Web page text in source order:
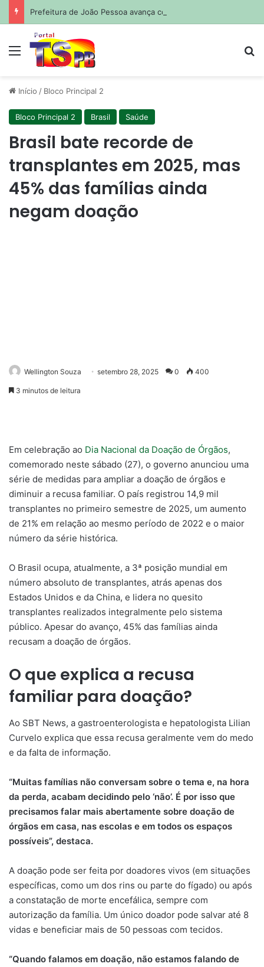
Menu
Início / Bloco Principal 2
Bloco Principal 2 Brasil Saúde
Brasil bate recorde de
transplantes em 2025, mas
45% das famílias ainda
negam doação
Wellington Souza setembro 28, 2025 0 400
3 minutos de leitura
Em celebração ao Dia Nacional da Doação de Órgãos,
comemorado neste sábado (27), o governo anunciou uma
série de medidas para ampliar a doação de órgãos e
diminuir a recusa familiar. O país registrou 14,9 mil
transplantes no primeiro semestre de 2025, um aumento
de 21% em relação ao mesmo período de 2022 e o maior
número da série histórica.
O Brasil ocupa, atualmente, a 3ª posição mundial em
número absoluto de transplantes, atrás apenas dos
Estados Unidos e da China, e lidera no quesito
transplantes realizados integralmente pelo sistema
público. Apesar do avanço, 45% das famílias ainda
recusam a doação de órgãos.
O que explica a recusa
familiar para doação?
Ao SBT News, a gastroenterologista e hepatologista Lilian
Curvelo explica que essa recusa geralmente vem do medo
e da falta de informação.
“Muitas famílias não conversam sobre o tema e, na hora
da perda, acabam decidindo pelo ‘não’. É por isso que
precisamos falar mais abertamente sobre doação de
órgãos em casa, nas escolas e em todos os espaços
possíveis”, destaca.
A doação pode ser feita por doadores vivos (em situações
específicas, como um dos rins ou parte do fígado) ou após
a constatação de morte encefálica, sempre com
autorização da família. Um único doador pode salvar até 8
vidas e beneficiar mais de 50 pessoas com tecidos.
“Quando falamos em doação, não estamos falando de